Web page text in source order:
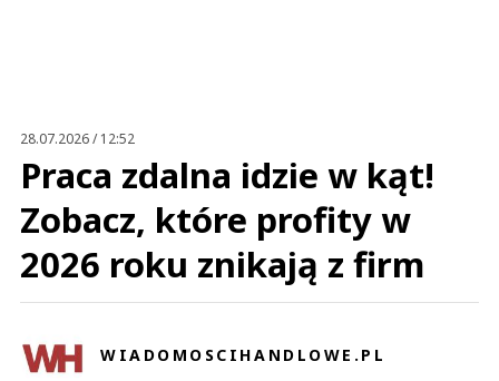
28.07.2026 / 12:52
Praca zdalna idzie w kąt!
Zobacz, które profity w
2026 roku znikają z firm
WIADOMOSCIHANDLOWE.PL